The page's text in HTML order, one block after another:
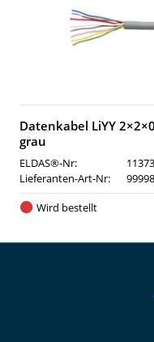
Datenkabel LiYY
grau
ELDAS®-Nr:
Lieferanten-Art-Nr:
Wird bestellt